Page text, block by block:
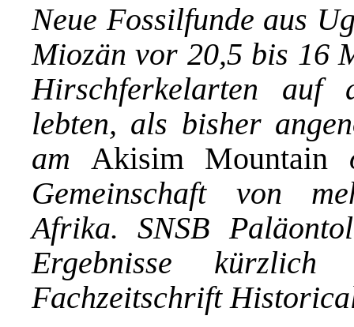
Neue Fossilfunde aus
Miozän vor 20,5 bis 16
Hirschferkelarten auf
lebten, als bisher
am Akisim Mountain
Gemeinschaft von
Afrika. SNSB
Ergebnisse
Fachzeitschrift